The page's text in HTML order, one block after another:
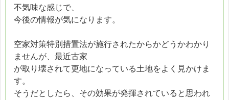
不気味な感じで、
今後の情報が気になります。
空家対策特別措置法が施行されたからかどうかわかり
ませんが、最近古家
が取り壊されて更地になっている土地をよく見かけま
す。
そうだとしたら、その効果が発揮されていると思われ